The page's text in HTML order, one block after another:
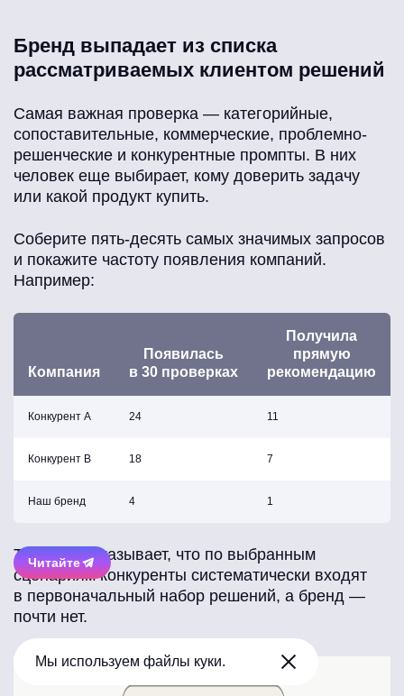
Читайте
Бренд выпадает из списка
рассматриваемых клиентом решений
Самая важная проверка — категорийные,
сопоставительные, коммерческие, проблемно-
решенческие и конкурентные промпты. В них
человек еще выбирает, кому доверить задачу
или какой продукт купить.
Соберите пять-десять самых значимых запросов
и покажите частоту появления компаний.
Например:
Компания
Появилась
в 30 проверках
Получила
прямую
рекомендацию
Конкурент A 24 11
Конкурент B 18 7
Наш бренд 4 1
Таблица доказывает, что по выбранным
сценариям конкуренты систематически входят
в первоначальный набор решений, а бренд —
почти нет.
Мы используем файлы куки.